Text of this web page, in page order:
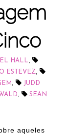
HALL,
ESTEVEZ,
,
JUDD
,
SEAN
aqueles